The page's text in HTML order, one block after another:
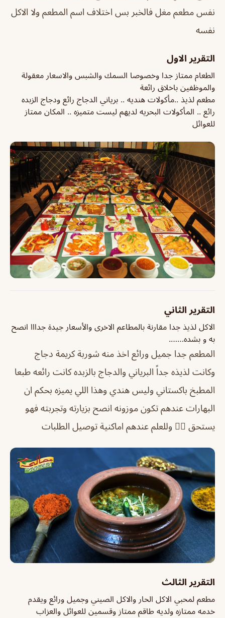
نفس مطعم مغل فالخبر بس اختلاف اسم المطعم ولا الاكل
نفسه
التقرير الاول
الطعام ممتاز جدا وخصوصا السمك والشبس والاسعار معقولة
والموظفين باخلاق رائعة
مطعم لذيذ ..مأكولات هنديه .. برياني الدجاج رائع ودجاج الزبده
رائع .. المأكولات البحريه لديهم ليست متميزه .. المكان ممتاز
للعوائل
التقرير الثاني
الاكل لذيذ جدا مقارنة بالمطاعم الاخرى والأسعار جيدة جدااا انصح
به و بشده…….
المطعم جدا جميل ورائع اخذ منه شوربة كريمة دجاج
وكانت لذيذه جداً البرياني والدجاج بالزبده كانت رائعه طبعا
المطبخ باكستاني وليس هندي وهذا اللي يميزه بحكم ان
البهارات عندهم تكون موزونه انصح بزيارته وتجربته فهو
يستحق 👍🏻 وللعلم عندهم اماكنية توصيل الطلبات
التقرير الثالث
مطعم لمحبي الاكل الحار والاكل الصيني وجميل ورائع ويقدم
خدمه ممتازه ولديه طاقم ممتاز وقسمين للعوائل والعزاب